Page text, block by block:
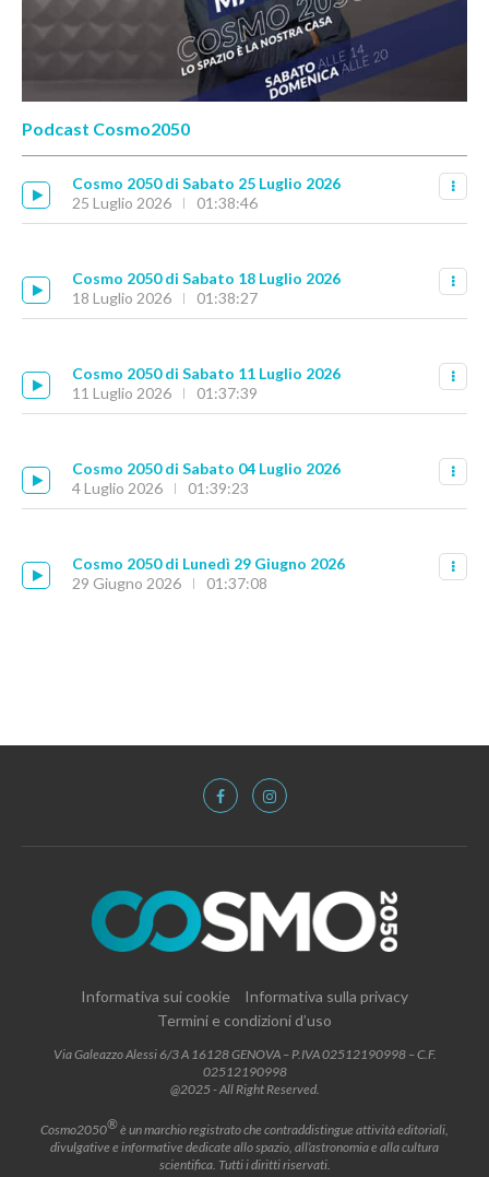
Podcast Cosmo2050
Cosmo 2050 di Sabato 25 Luglio 2026
25 Luglio 2026
01:38:46
Cosmo 2050 di Sabato 18 Luglio 2026
18 Luglio 2026
01:38:27
Cosmo 2050 di Sabato 11 Luglio 2026
11 Luglio 2026
01:37:39
Cosmo 2050 di Sabato 04 Luglio 2026
4 Luglio 2026
01:39:23
Cosmo 2050 di Lunedì 29 Giugno 2026
29 Giugno 2026
01:37:08
Informativa sui cookie
Informativa sulla privacy
Termini e condizioni d’uso
Via Galeazzo Alessi 6/3 A 16128 GENOVA – P.IVA 02512190998 – C.F.
02512190998
@2025 - All Right Reserved.
Cosmo2050®è un marchio registrato che contraddistingue attività editoriali,
divulgative e informative dedicate allo spazio, all’astronomia e alla cultura
scientifica. Tutti i diritti riservati.